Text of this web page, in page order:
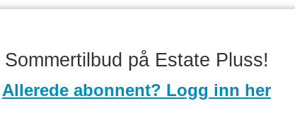
Sommertilbud på Estate Pluss!
Allerede abonnent? Logg inn her